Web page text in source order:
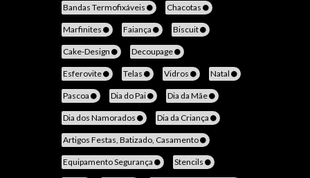
Bandas Termofixáveis Chacotas
Marfinites Faiança Biscuit
Cake-Design Decoupage
Esferovite Telas Vidros Natal
Pascoa Dia do Pai Dia da Mãe
Dia dos Namorados Dia da Criança
Artigos Festas, Batizado, Casamento
Equipamento Segurança Stencils